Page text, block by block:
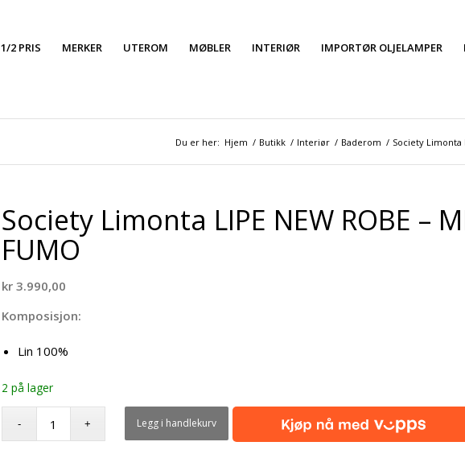
1/2 PRIS MERKER UTEROM MØBLER INTERIØR IMPORTØR OLJELAMPER
Du er her: Hjem / Butikk / Interiør / Baderom / Society Limonta
Society Limonta LIPE NEW ROBE –
FUMO
kr 3.990,00
Komposisjon:
Lin 100%
2 på lager
Legg i handlekurv